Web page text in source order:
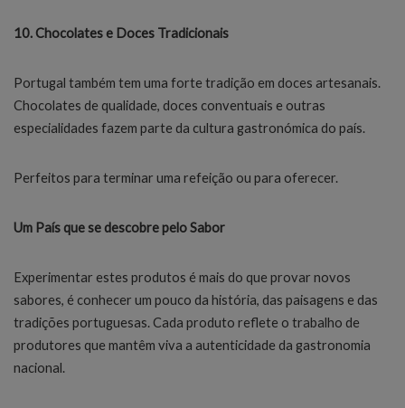
10. Chocolates e Doces Tradicionais
Portugal também tem uma forte tradição em doces artesanais.
Chocolates de qualidade, doces conventuais e outras
especialidades fazem parte da cultura gastronómica do país.
Perfeitos para terminar uma refeição ou para oferecer.
Um País que se descobre pelo Sabor
Experimentar estes produtos é mais do que provar novos
sabores, é conhecer um pouco da história, das paisagens e das
tradições portuguesas. Cada produto reflete o trabalho de
produtores que mantêm viva a autenticidade da gastronomia
nacional.